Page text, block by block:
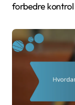
forbedre kontrol